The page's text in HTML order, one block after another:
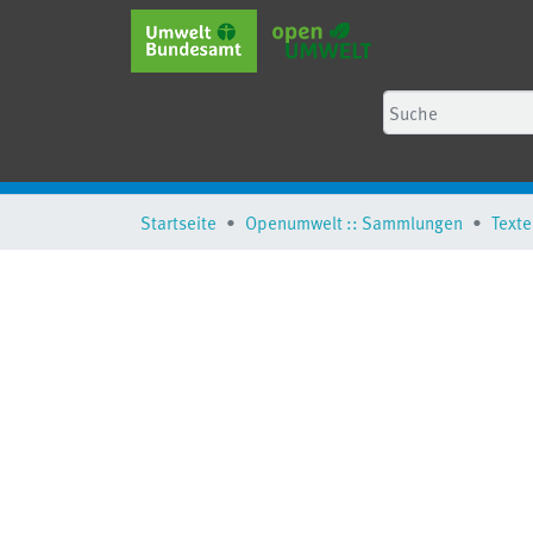
Startseite Openumwelt :: Sammlungen Texte